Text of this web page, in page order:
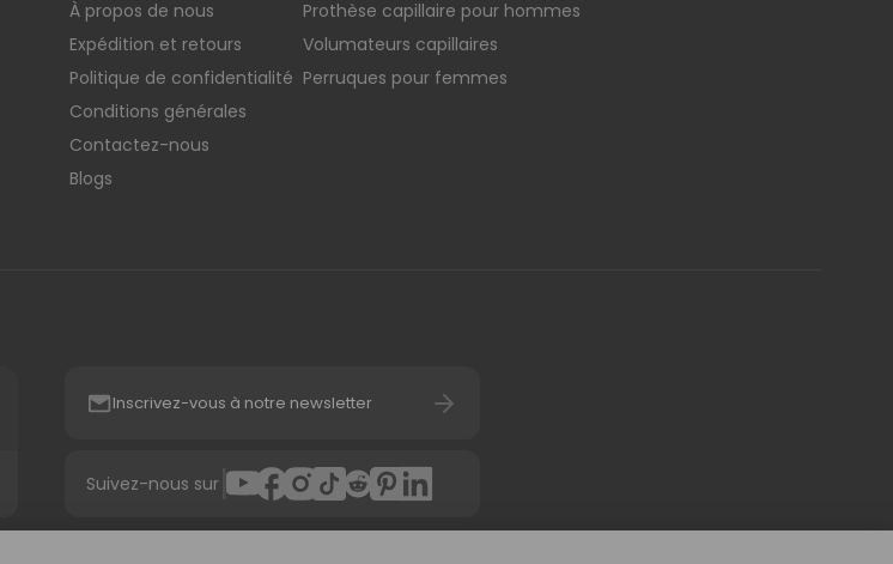
À propos de nous
Expédition et retours
Politique de confidentialité
Conditions générales
Contactez-nous
Blogs
Prothèse capillaire pour hommes
Volumateurs capillaires
Perruques pour femmes
Inscrivez-vous à notre newsletter
Suivez-nous sur|